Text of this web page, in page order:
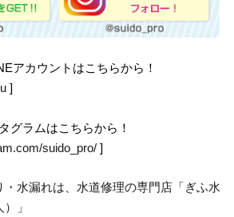
アカウントはこちらから！
]
グラムはこちらから！
suido_pro/ ]
水漏れは、水道修理の専門店「ぎふ水
」